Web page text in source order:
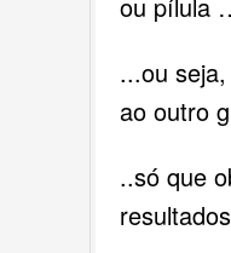
...ou
ao outro
..só que
resultados